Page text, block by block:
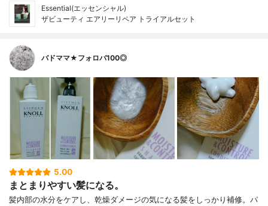
Essential(エッセンシャル)
ザビューティ エアリーリペア トライアルセット
バドママ★フォロバ100◎
5.00
まとまりやすい髪になる。
髪内部の水分をケアし、乾燥ダメージの気になる髪をしっかり補修。パ